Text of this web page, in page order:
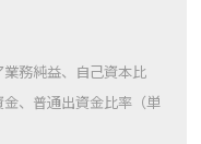
務純益、自己資本比
、普通出資金比率 （単